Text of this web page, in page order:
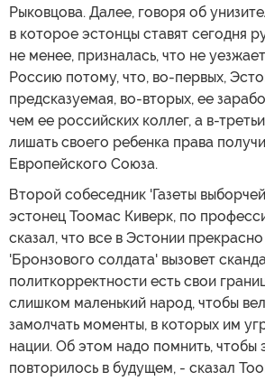
Рыковцова. Далее, говоря об
в которое эстонцы ставят сегодня
не менее, призналась, что не
Россию потому, что, во-первых,
предсказуемая, во-вторых, ее
чем ее российских коллег, а в-
лишать своего ребенка права
Европейского Союза.
Второй собеседник 'Газеты
эстонец Тоомас Киверк, по
сказал, что все в Эстонии
'Бронзового солдата' вызовет
политкорректности есть свои
слишком маленький народ, чтобы
замолчать моменты, в которых им
нации. Об этом надо помнить, чтобы
повторилось в будущем, - сказал